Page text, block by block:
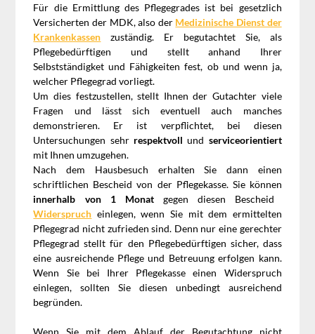
Für die Ermittlung des Pflegegrades ist bei gesetzlich
Versicherten der MDK, also der Medizinische Dienst der
Krankenkassen zuständig. Er begutachtet Sie, als
Pflegebedürftigen und stellt anhand Ihrer
Selbstständigket und Fähigkeiten fest, ob und wenn ja,
welcher Pflegegrad vorliegt.
Um dies festzustellen, stellt Ihnen der Gutachter viele
Fragen und lässt sich eventuell auch manches
demonstrieren. Er ist verpflichtet, bei diesen
Untersuchungen sehr respektvoll und serviceorientiert
mit Ihnen umzugehen.
Nach dem Hausbesuch erhalten Sie dann einen
schriftlichen Bescheid von der Pflegekasse. Sie können
innerhalb von 1 Monatgegen diesen Bescheid
Widerspruch einlegen, wenn Sie mit dem ermittelten
Pflegegrad nicht zufrieden sind. Denn nur eine gerechter
Pflegegrad stellt für den Pflegebedürftigen sicher, dass
eine ausreichende Pflege und Betreuung erfolgen kann.
Wenn Sie bei Ihrer Pflegekasse einen Widerspruch
einlegen, sollten Sie diesen unbedingt ausreichend
begründen.
Wenn Sie mit dem Ablauf der Begutachtung nicht